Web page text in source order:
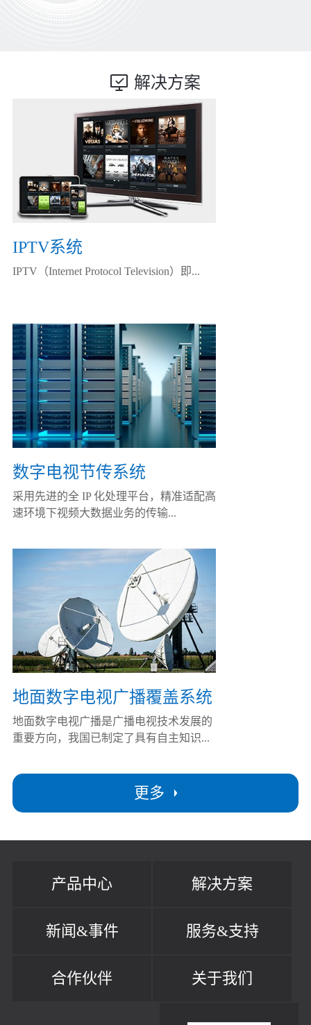
解决方案
更多
IPTV系统
IPTV（Internet Protocol Television）即...
数字电视节传系统
采用先进的全 IP 化处理平台，精准适配高
速环境下视频大数据业务的传输...
地面数字电视广播覆盖系统
地面数字电视广播是广播电视技术发展的
重要方向，我国已制定了具有自主知识...
产品中心 解决方案
新闻&事件 服务&支持
合作伙伴 关于我们